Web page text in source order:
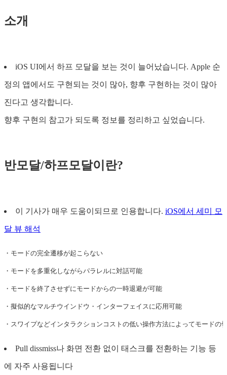
소개
iOS UI에서 하프 모달을 보는 것이 늘어났습니다. Apple 순
정의 앱에서도 구현되는 것이 많아, 향후 구현하는 것이 많아
진다고 생각합니다.
향후 구현의 참고가 되도록 정보를 정리하고 싶었습니다.
반모달/하프모달이란?
이 기사가 매우 도움이되므로 인용합니다. iOS에서 세미 모
달 뷰 해석
・モードの完全遷移が起こらない
・モードを多重化しながらパラレルに対話可能
・モードを終了させずにモードからの一時退避が可能
・擬似的なマルチウインドウ・インターフェイスに応用可能
Pull dissmiss나 화면 전환 없이 태스크를 전환하는 기능 등
에 자주 사용됩니다